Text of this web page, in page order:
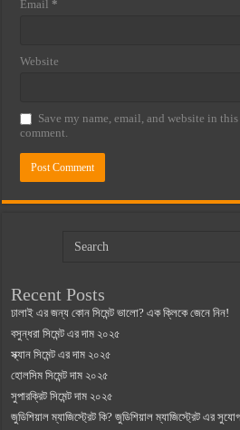
Email *
Website
Save my name, email, and website in
comment.
Recent Posts
ঢালাই এর জন্য কোন সিমেন্ট ভালো? এক ক্লিকে জেনে নিন!
বসুন্ধরা সিমেন্ট এর দাম ২০২৫
স্ক্যান সিমেন্ট এর দাম ২০২৫
হোলসিম সিমেন্ট দাম ২০২৫
সুপারক্রিট সিমেন্ট দাম ২০২৫
জুডিশিয়াল ম্যাজিস্ট্রেট কি? জুডিশিয়াল ম্যাজিস্ট্রেট এর